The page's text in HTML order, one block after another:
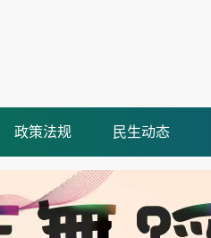
政策法规 民生动态